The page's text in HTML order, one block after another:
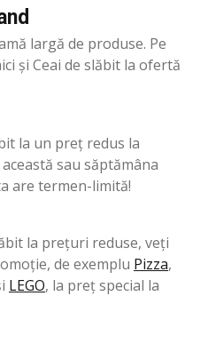
largă de produse. Pe
și Ceai de slăbit la ofertă
la un preț redus la
sau săptămâna
are termen-limită!
la prețuri reduse, veți
de exemplu Pizza,
LEGO, la preț special la